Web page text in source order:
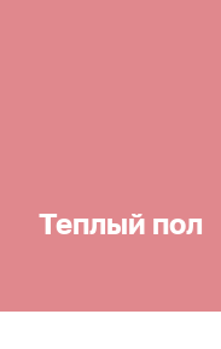
Теплый пол